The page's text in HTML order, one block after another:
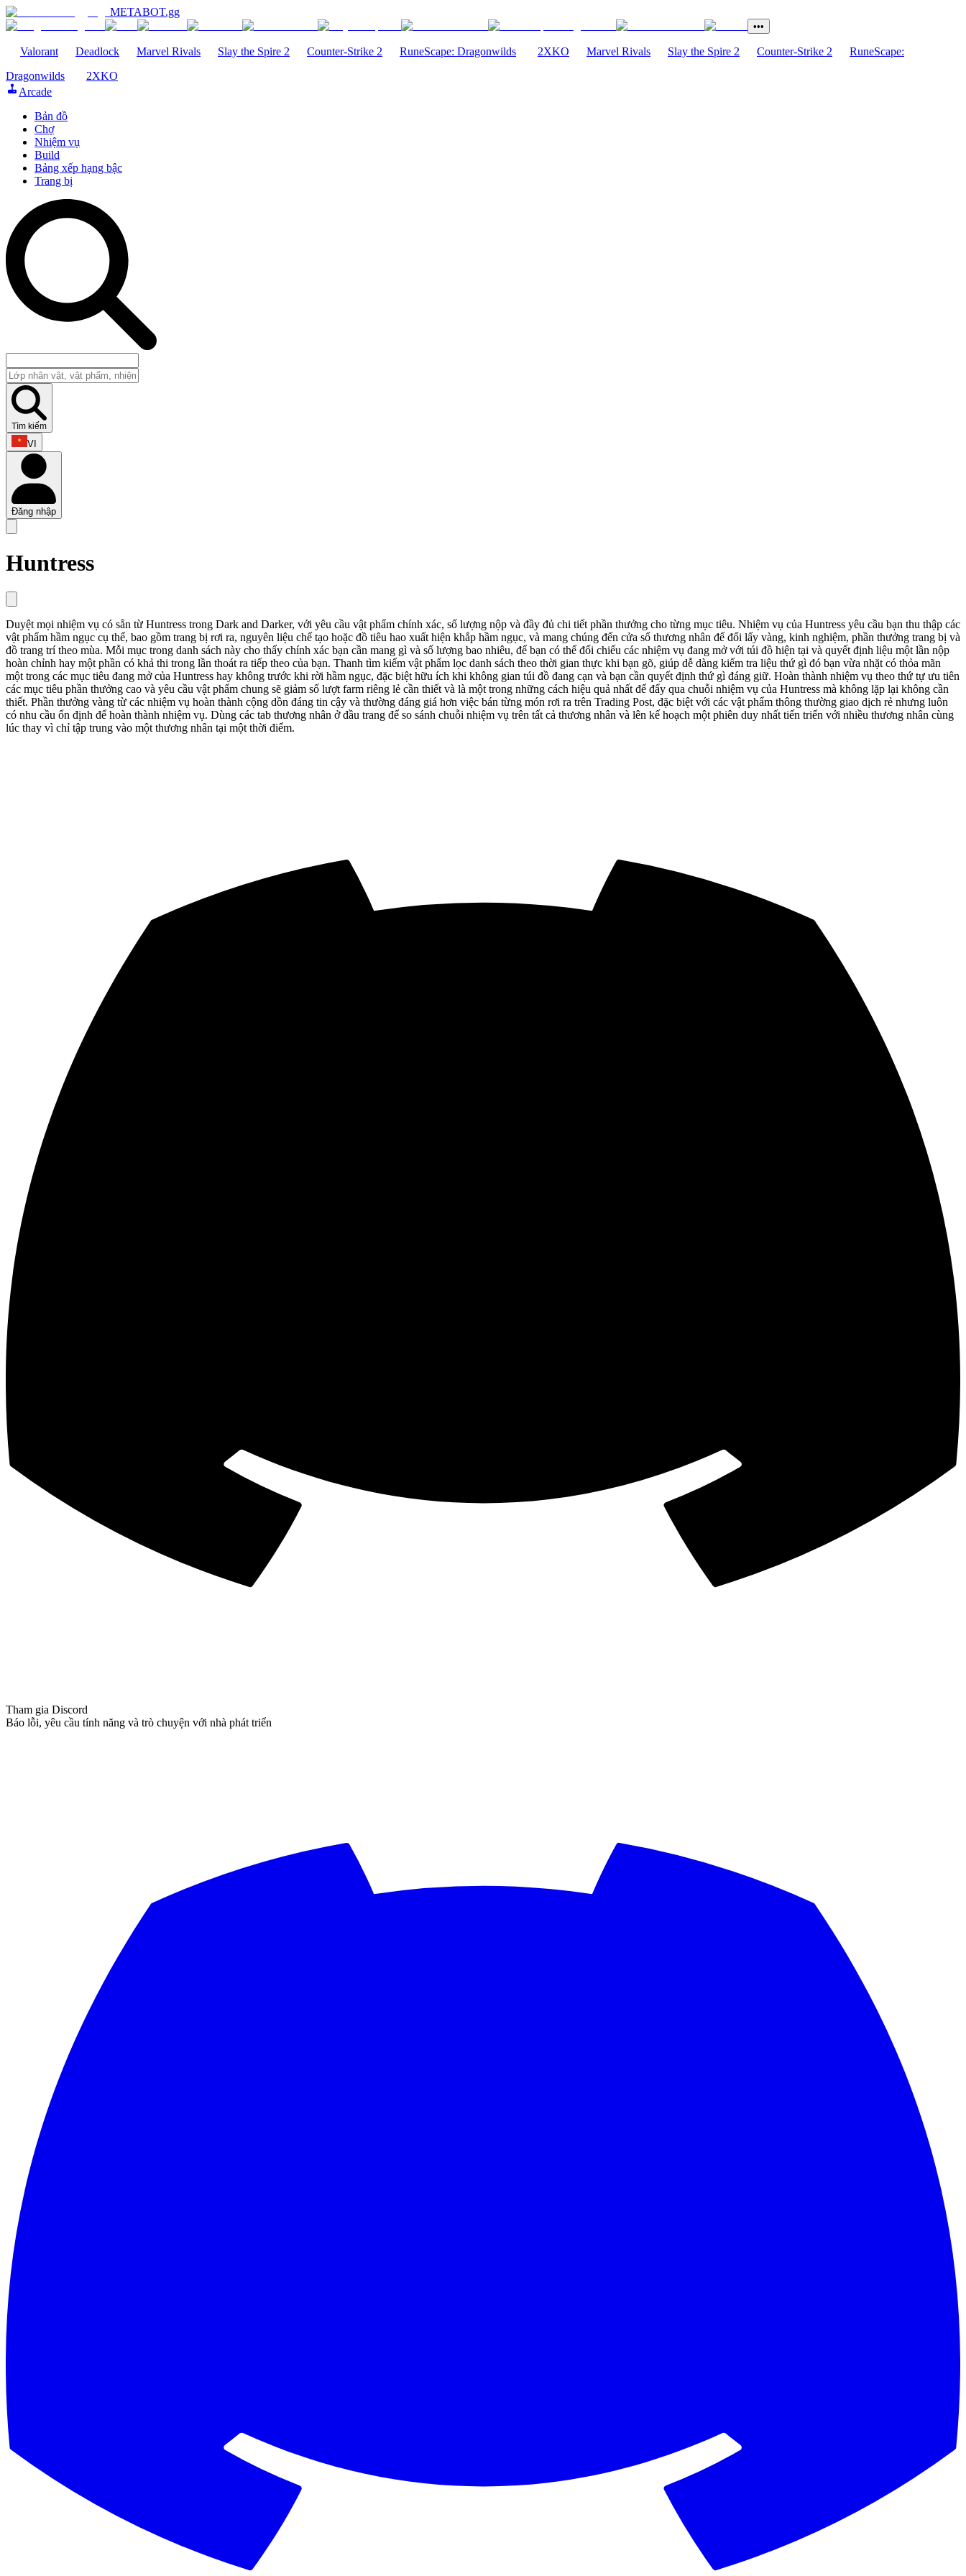
METABOT.gg
•••
Valorant Deadlock Marvel Rivals Slay the Spire 2 Counter-Strike 2 RuneScape: Dragonwilds 2XKO Marvel Rivals Slay the Spire 2 Counter-Strike 2
RuneScape:
Dragonwilds
2XKO
Arcade
Bản đồ
Chợ
Nhiệm vụ
Build
Bảng xếp hạng bậc
Trang bị
Tìm kiếm
VI
Đăng nhập
Huntress
Duyệt mọi nhiệm vụ có sẵn từ Huntress trong Dark and Darker, với yêu cầu vật phẩm chính xác, số lượng nộp và đầy đủ chi tiết phần thưởng cho từng mục tiêu. Nhiệm vụ của Huntress yêu cầu bạn thu thập các
vật phẩm hầm ngục cụ thể, bao gồm trang bị rơi ra, nguyên liệu chế tạo hoặc đồ tiêu hao xuất hiện khắp hầm ngục, và mang chúng đến cửa sổ thương nhân để đổi lấy vàng, kinh nghiệm, phần thưởng trang bị và
đồ trang trí theo mùa. Mỗi mục trong danh sách này cho thấy chính xác bạn cần mang gì và số lượng bao nhiêu, để bạn có thể đối chiếu các nhiệm vụ đang mở với túi đồ hiện tại và quyết định liệu một lần nộp
hoàn chỉnh hay một phần có khả thi trong lần thoát ra tiếp theo của bạn. Thanh tìm kiếm vật phẩm lọc danh sách theo thời gian thực khi bạn gõ, giúp dễ dàng kiểm tra liệu thứ gì đó bạn vừa nhặt có thỏa mãn
một trong các mục tiêu đang mở của Huntress hay không trước khi rời hầm ngục, đặc biệt hữu ích khi không gian túi đồ đang cạn và bạn cần quyết định thứ gì đáng giữ. Hoàn thành nhiệm vụ theo thứ tự ưu tiên
các mục tiêu phần thưởng cao và yêu cầu vật phẩm chung sẽ giảm số lượt farm riêng lẻ cần thiết và là một trong những cách hiệu quả nhất để đẩy qua chuỗi nhiệm vụ của Huntress mà không lặp lại không cần
thiết. Phần thưởng vàng từ các nhiệm vụ hoàn thành cộng dồn đáng tin cậy và thường đáng giá hơn việc bán từng món rơi ra trên Trading Post, đặc biệt với các vật phẩm thông thường giao dịch rẻ nhưng luôn
có nhu cầu ổn định để hoàn thành nhiệm vụ. Dùng các tab thương nhân ở đầu trang để so sánh chuỗi nhiệm vụ trên tất cả thương nhân và lên kế hoạch một phiên duy nhất tiến triển với nhiều thương nhân cùng
lúc thay vì chỉ tập trung vào một thương nhân tại một thời điểm.
Tham gia Discord
Báo lỗi, yêu cầu tính năng và trò chuyện với nhà phát triển